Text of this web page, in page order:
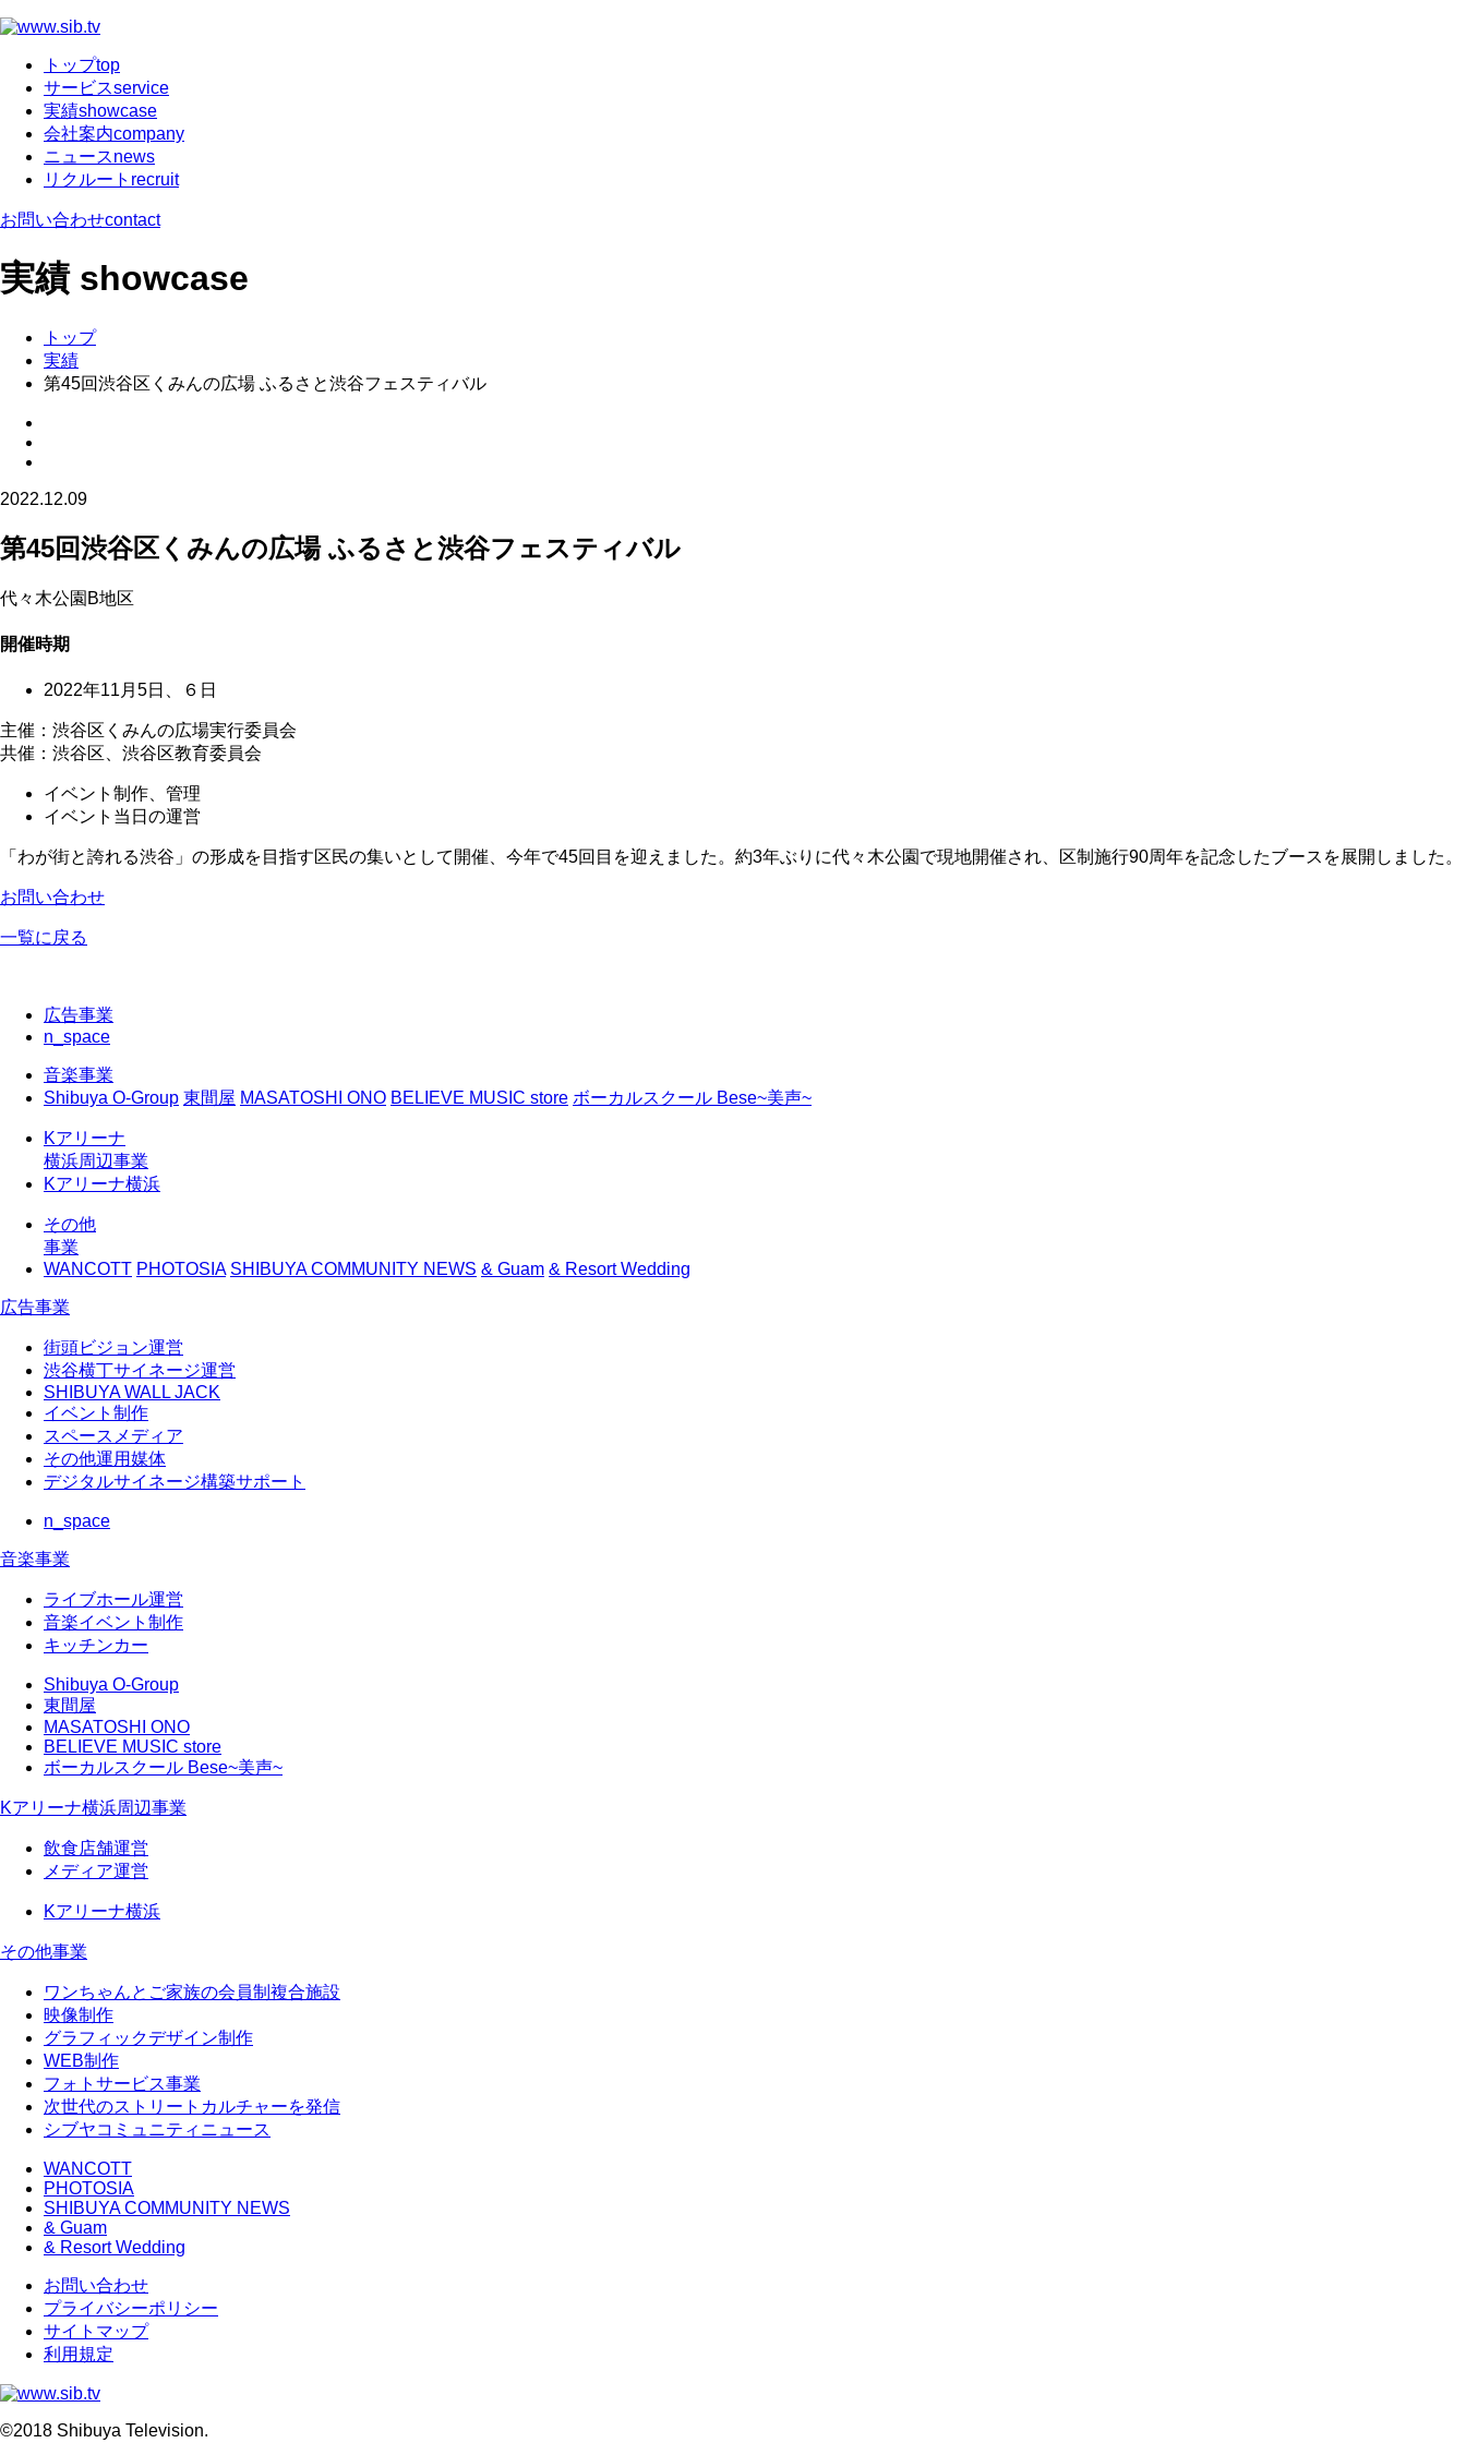
トップtop
サービスservice
実績showcase
会社案内company
ニュースnews
リクルート recruit
お問い合わせcontact
実績 showcase
トップ
実績
第45回渋谷区くみんの広場 ふるさと渋谷フェスティバル
2022.12.09
第45回渋谷区くみんの広場 ふるさと渋谷フェスティバル
代々木公園B地区
開催時期
2022年11月5日、６日
主催：渋谷区くみんの広場実行委員会
共催：渋谷区、渋谷区教育委員会
イベント制作、管理
イベント当日の運営
「わが街と誇れる渋谷」の形成を目指す区民の集いとして開催、今年で45回目を迎えました。約3年ぶりに代々木公園で現地開催され、区制施行90周年を記念したブースを展開しました。
お問い合わせ
一覧に戻る
広告事業
n_space
音楽事業
Shibuya O-Group 東間屋 MASATOSHI ONO BELIEVE MUSIC store ボーカルスクール Bese~美声~
Kアリーナ
横浜周辺事業
Kアリーナ横浜
その他
事業
WANCOTT PHOTOSIA SHIBUYA COMMUNITY NEWS & Guam & Resort Wedding
広告事業
街頭ビジョン運営
渋谷横丁サイネージ運営
SHIBUYA WALL JACK
イベント制作
スペースメディア
その他運用媒体
デジタルサイネージ構築サポート
n_space
音楽事業
ライブホール運営
音楽イベント制作
キッチンカー
Shibuya O-Group
東間屋
MASATOSHI ONO
BELIEVE MUSIC store
ボーカルスクール Bese~美声~
Kアリーナ横浜周辺事業
飲食店舗運営
メディア運営
Kアリーナ横浜
その他事業
ワンちゃんとご家族の会員制複合施設
映像制作
グラフィックデザイン制作
WEB制作
フォトサービス事業
次世代のストリートカルチャーを発信
シブヤコミュニティニュース
WANCOTT
PHOTOSIA
SHIBUYA COMMUNITY NEWS
& Guam
& Resort Wedding
お問い合わせ
プライバシーポリシー
サイトマップ
利用規定
©2018 Shibuya Television.